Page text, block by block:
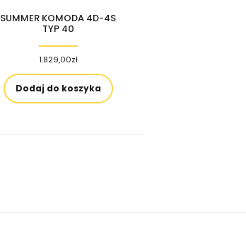
SUMMER KOMODA 4D-4S
TYP 40
1.829,00zł
Dodaj do koszyka